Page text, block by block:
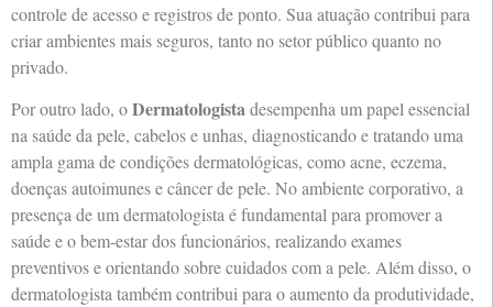
controle de acesso e registros de ponto. Sua atuação contribui para
criar ambientes mais seguros, tanto no setor público quanto no
privado.
Por outro lado, oDermatologistadesempenha um papel essencial
na saúde da pele, cabelos e unhas, diagnosticando e tratando uma
ampla gama de condições dermatológicas, como acne, eczema,
doenças autoimunes e câncer de pele. No ambiente corporativo, a
presença de um dermatologista é fundamental para promover a
saúde e o bem-estar dos funcionários, realizando exames
preventivos e orientando sobre cuidados com a pele. Além disso, o
dermatologista também contribui para o aumento da produtividade,